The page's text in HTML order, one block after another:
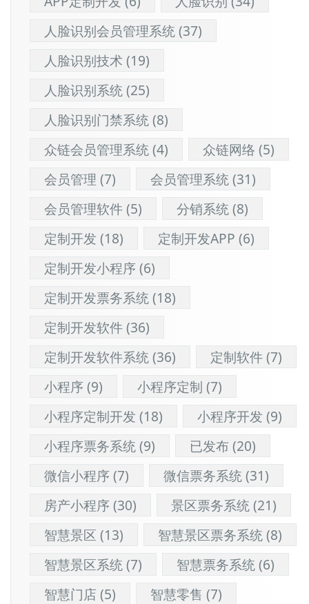
人脸识别会员管理系统(37)
人脸识别技术(19)
人脸识别系统(25)
人脸识别门禁系统(8)
众链会员管理系统(4) 众链网络 (5)
会员管理 (7) 会员管理系统(31)
会员管理软件(5) 分销系统(8)
定制开发 (18) 定制开发APP (6)
定制开发小程序(6)
定制开发票务系统(18)
定制开发软件(36)
定制开发软件系统(36) 定制软件(7)
小程序(9) 小程序定制 (7)
小程序定制开发 (18) 小程序开发 (9)
小程序票务系统(9) 已发布(20)
微信小程序(7) 微信票务系统(31)
房产小程序(30) 景区票务系统(21)
智慧景区 (13) 智慧景区票务系统(8)
智慧景区系统(7) 智慧票务系统(6)
智慧门店(5) 智慧零售 (7)